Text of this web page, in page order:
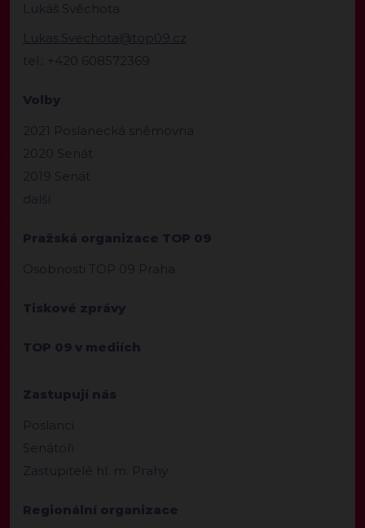
Lukáš Svěchota
Lukas.Svechota@top09.cz
tel.: +420 608572369
Volby
2021 Poslanecká sněmovna
2020 Senát
2019 Senát
další
Pražská organizace TOP 09
Osobnosti TOP 09 Praha
Tiskové zprávy
TOP 09 v mediích
Zastupují nás
Poslanci
Senátoři
Zastupitelé hl. m. Prahy
Regionální organizace